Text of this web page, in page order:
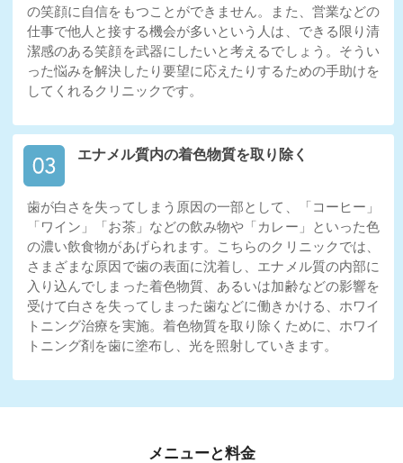
の笑顔に自信をもつことができません。また、営業などの
仕事で他人と接する機会が多いという人は、できる限り清
潔感のある笑顔を武器にしたいと考えるでしょう。そうい
った悩みを解決したり要望に応えたりするための手助けを
してくれるクリニックです。
エナメル質内の着色物質を取り除く
歯が白さを失ってしまう原因の一部として、「コーヒー」
「ワイン」「お茶」などの飲み物や「カレー」といった色
の濃い飲食物があげられます。こちらのクリニックでは、
さまざまな原因で歯の表面に沈着し、エナメル質の内部に
入り込んでしまった着色物質、あるいは加齢などの影響を
受けて白さを失ってしまった歯などに働きかける、ホワイ
トニング治療を実施。着色物質を取り除くために、ホワイ
トニング剤を歯に塗布し、光を照射していきます。
メニューと料金